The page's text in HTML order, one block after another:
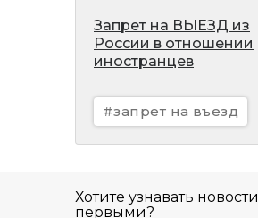
Запрет на ВЫЕЗД из
России в отношении
иностранцев
#запрет на въезд
Хотите узнавать новости
первыми?